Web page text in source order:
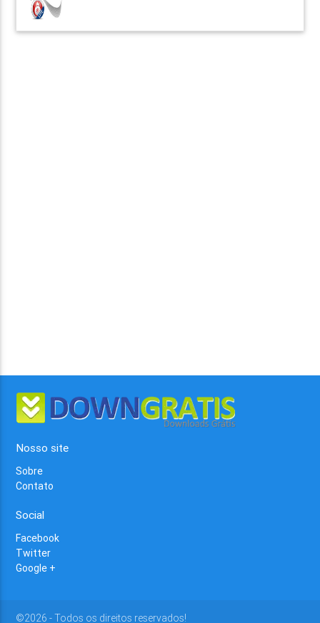
Nosso site
Sobre
Contato
Social
Facebook
Twitter
Google +
©2026 - Todos os direitos reservados!